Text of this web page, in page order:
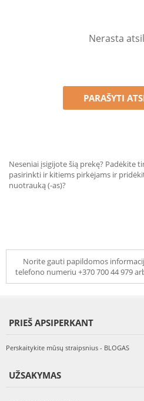
Nerasta
PARAŠYTI
Neseniai įsigijote šią prekę? Padėkite
pasirinkti ir kitiems pirkėjams ir
nuotrauką (-as)?
Norite gauti papildomos
telefono numeriu +370 700 44 979
PRIEŠ APSIPERKANT
Perskaitykite mūsų straipsnius - BLOGAS
UŽSAKYMAS